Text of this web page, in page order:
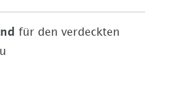
für den verdeckten